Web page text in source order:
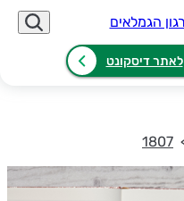
לאתר דיסקונט
1807